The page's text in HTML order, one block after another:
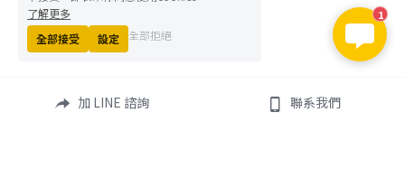
加 LINE 諮詢 聯系我們
了解更多
全部接受
設定 全部拒絕
1